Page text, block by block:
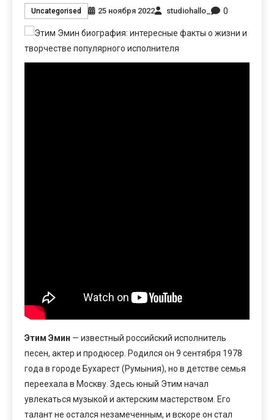
Uncategorised 25 ноября 2022 studiohallo_ 0
Этим Эмин — известный российский исполнитель
песен, актер и продюсер. Родился он 9 сентября 1978
года в городе Бухарест (Румыния), но в детстве семья
переехала в Москву. Здесь юный Этим начал
увлекаться музыкой и актерским мастерством. Его
талант не остался незамеченным, и вскоре он стал